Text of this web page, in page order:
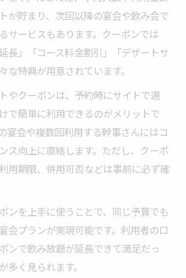
が貯まり、次回以降の宴会や飲み会で
サービスもあります。クーポンでは
長」「コース料金割引」「デザートサ
な特典が用意されています。
やクーポンは、予約時にサイトで選
で簡単に利用できるのがメリットで
宴会や複数回利用する幹事さんにはコ
ス向上に直結します。ただし、クーポ
用期限、併用可否などは事前に必ず確
ンを上手に使うことで、同じ予算でも
会プランが実現可能です。利用者の口
ンで飲み放題が延長できて満足だっ
多く見られます。